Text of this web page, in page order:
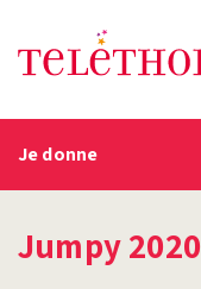
Je donne
Jumpy 2020